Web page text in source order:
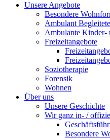
Unsere Angebote
Besondere
Ambulant
Ambulante Kinder-
Freizeitangebote
Soziotherapie
Forensik
Wohnen
Über uns
Unsere Geschichte
Wir ganz in- /
Besondere